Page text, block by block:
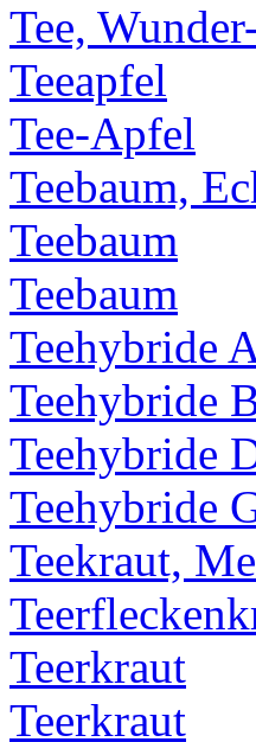
Tee,
Teeapfel
Tee-Apfel
Teebaum,
Teebaum
Teebaum
Teehybride
Teehybride
Teehybride
Teehybride
Teekraut,
Teerkraut
Teerkraut